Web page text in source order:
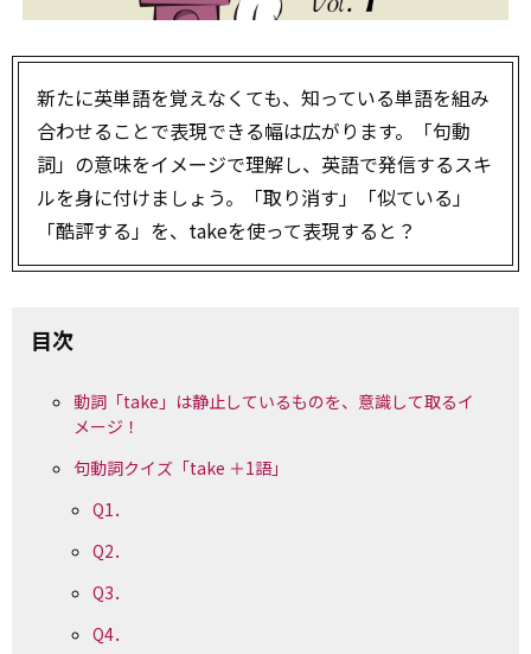
新たに英単語を覚えなくても、知っている単語を組み
合わせることで表現できる幅は広がります。「句動
詞」の意味をイメージで理解し、英語で発信するスキ
ルを身に付けましょう。「取り消す」「似ている」
「酷評する」を、takeを使って表現すると？
目次
動詞「take」は静止しているものを、意識して取るイ
メージ！
句動詞クイズ「take ＋1語」
Q1．
Q2．
Q3．
Q4．